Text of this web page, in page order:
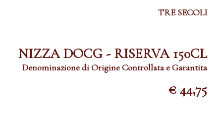
TRE SECOLI
NIZZA DOCG - RISERVA 150CL
Denominazione di Origine Controllata e Garantita
€ 44,75